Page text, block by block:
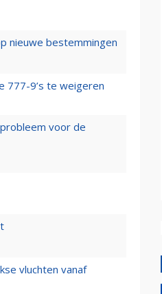
nieuwe bestemmingen
777-9’s te weigeren
voor de
vluchten vanaf